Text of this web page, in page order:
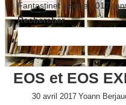
Fantastinet jusque 2017
Rechercher
EOS et EOS
30 avril 2017 Yoann